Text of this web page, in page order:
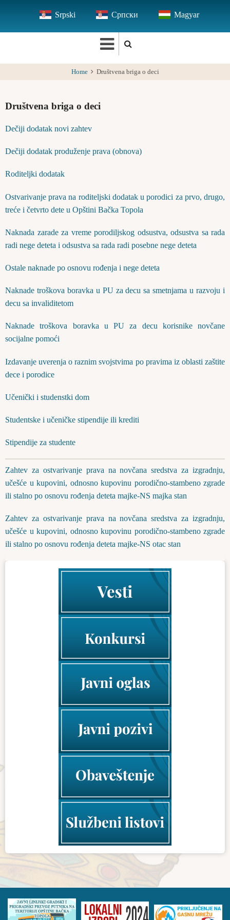
main
Srpski Српски Magyar
Home Društvena briga o deci
Društvena briga o deci
Dečiji dodatak novi zahtev
Dečiji dodatak produženje prava (obnova)
Roditeljki dodatak
Ostvarivanje prava na roditeljski dodatak u porodici za prvo, drugo,
treće i četvrto dete u Opštini Bačka Topola
Naknada zarade za vreme porodiljskog odsustva, odsustva sa rada
radi nege deteta i odsustva sa rada radi posebne nege deteta
Ostale naknade po osnovu rođenja i nege deteta
Naknade troškova boravka u PU za decu sa smetnjama u razvoju i
decu sa invaliditetom
Naknade troškova boravka u PU za decu korisnike novčane
socijalne pomoći
Izdavanje uverenja o raznim svojstvima po pravima iz oblasti zaštite
dece i porodice
Učenički i studenstki dom
Studentske i učeničke stipendije ili krediti
Stipendije za studente
Zahtev za ostvarivanje prava na novčana sredstva za izgradnju,
učešće u kupovini, odnosno kupovinu porodično-stambeno zgrade
ili stalno po osnovu rođenja deteta majke-NS majka stan
Zahtev za ostvarivanje prava na novčana sredstva za izgradnju,
učešće u kupovini, odnosno kupovinu porodično-stambeno zgrade
ili stalno po osnovu rođenja deteta majke-NS otac stan